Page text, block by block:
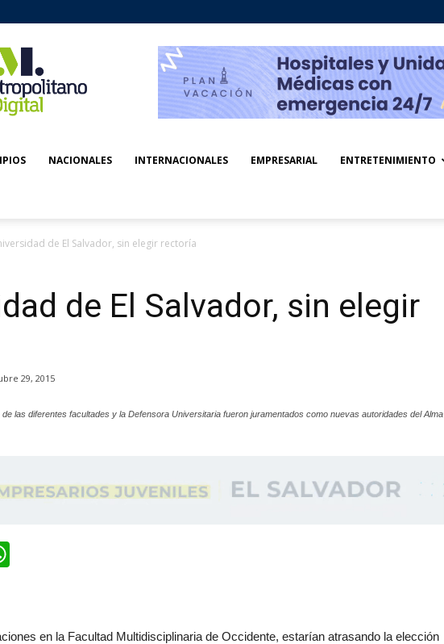
NACIONALES INTERNACIONALES EMPRESARIAL ENTRETENIMIENTO
de El Salvador, sin elegir rectoría
de El Salvador, sin elegir
29, 2015
las diferentes facultades y la Defensora Universitaria fueron juramentados como nuevas autoridades del Alma
en la Facultad Multidisciplinaria de Occidente, estarían atrasando la elección